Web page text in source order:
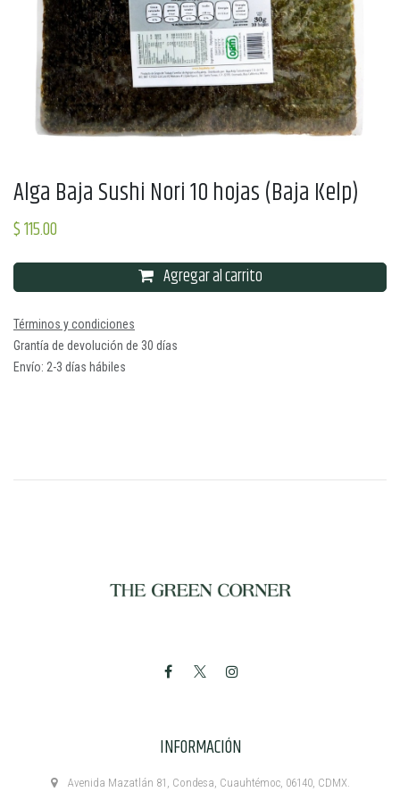
Alga Baja Sushi Nori 10 hojas (Baja Kelp)
$115.00
Agregar al carrito
Términos y condiciones
Grantía de devolución de 30 días
Envío: 2-3 días hábiles
INFORMACIÓN
Avenida Mazatlán 81, Condesa, Cuauhtémoc, 06140, CDMX.